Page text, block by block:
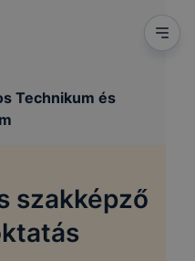
Technikum és
szakképző